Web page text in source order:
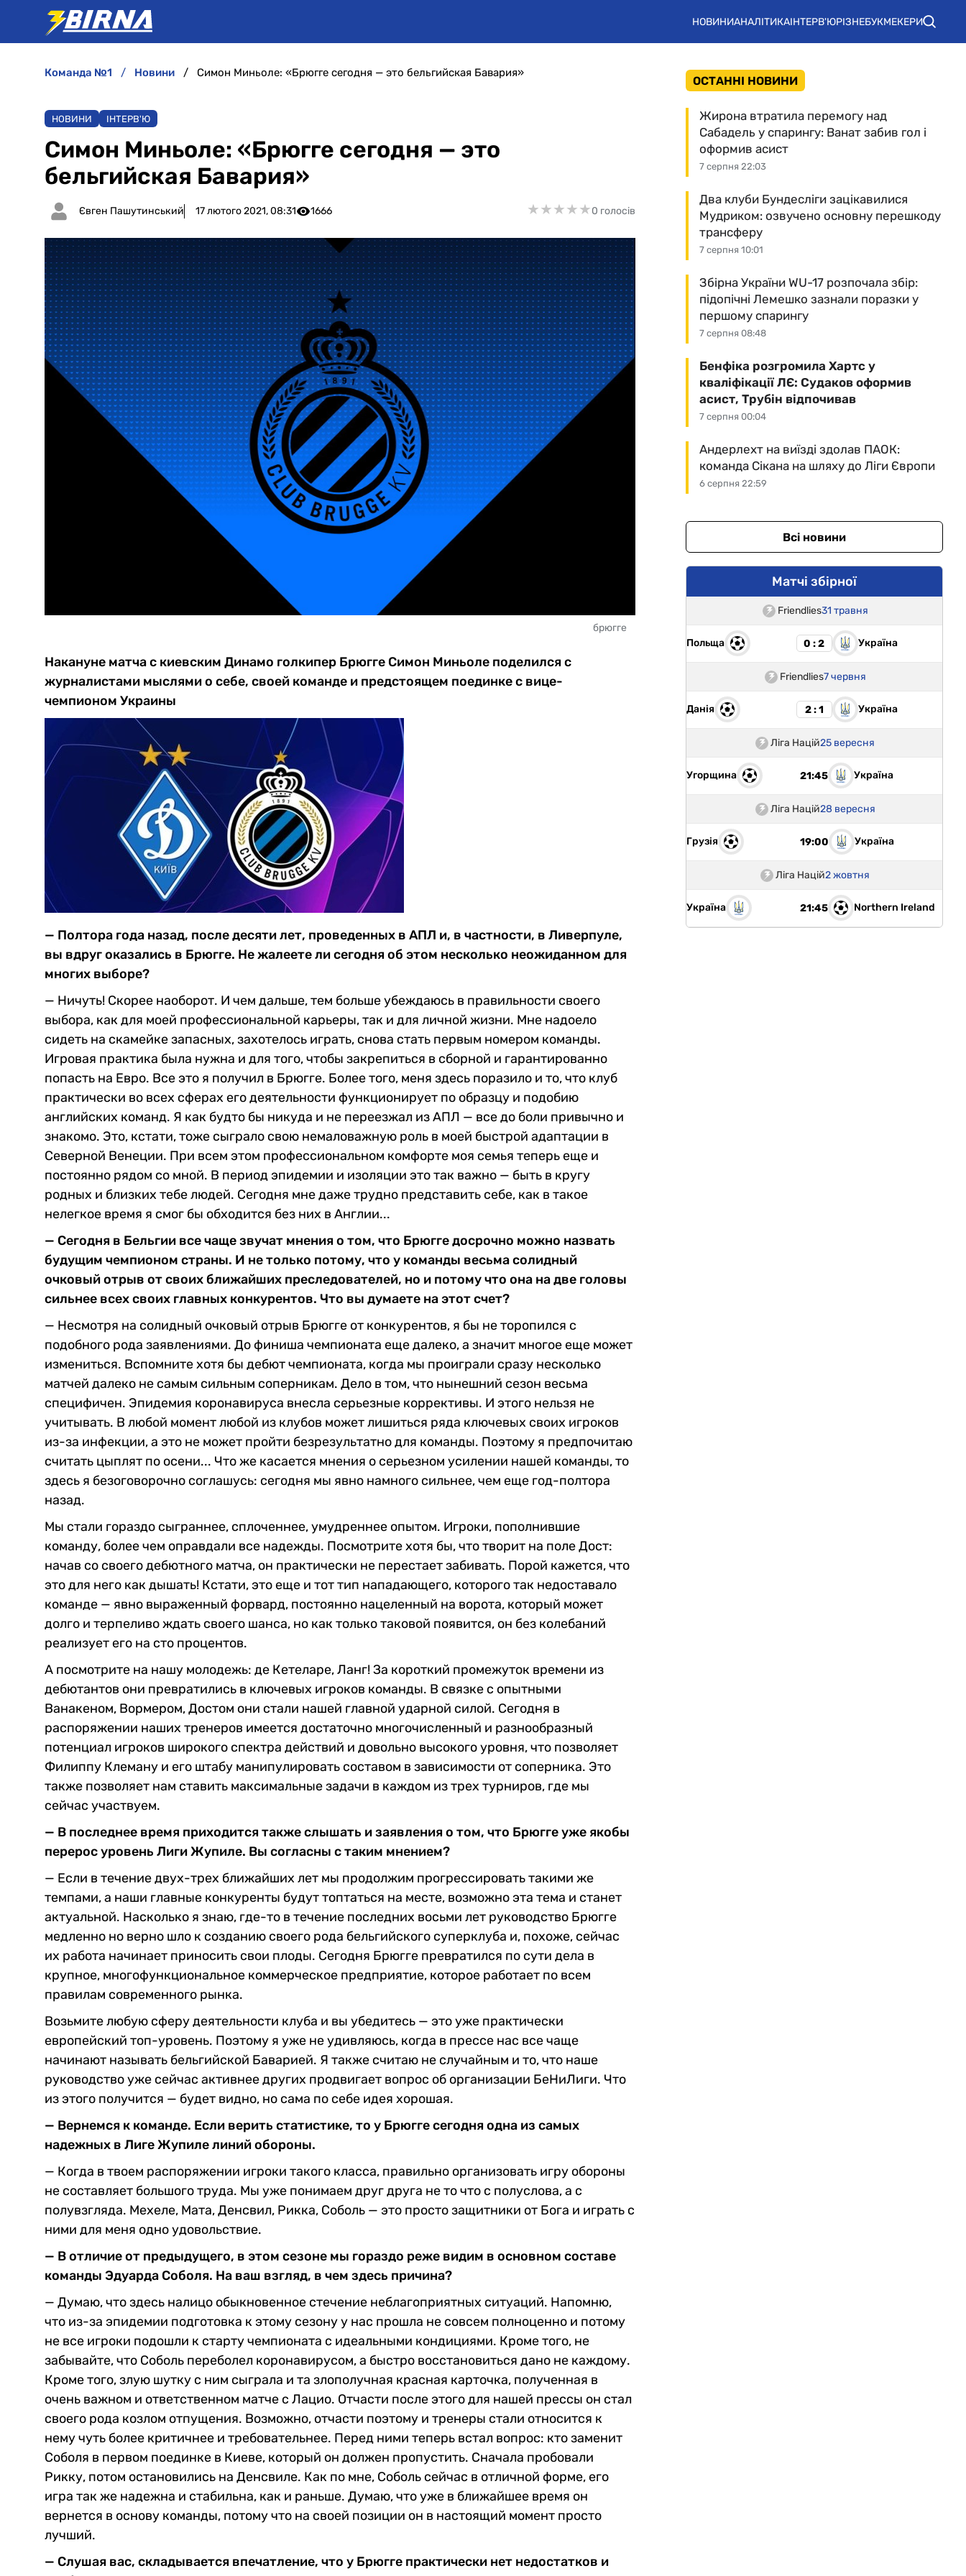
НОВИНИАНАЛІТИКАІНТЕРВ'ЮРІЗНЕБУКМЕКЕРИ
команда №1 новини Симон Миньоле: «Брюгге сегодня — это бельгийская Бавария»
НОВИНИ ІНТЕРВ'Ю
Симон Миньоле: «Брюгге сегодня — это
бельгийская Бавария»
Євген Пашутинський 17 лютого 2021, 08:31 1666 ★★★★★
★★★★★0 голосів
брюгге
Накануне матча с киевским Динамо голкипер Брюгге Симон Миньоле поделился с
журналистами мыслями о себе, своей команде и предстоящем поединке с вице-
чемпионом Украины
— Полтора года назад, после десяти лет, проведенных в АПЛ и, в частности, в Ливерпуле,
вы вдруг оказались в Брюгге. Не жалеете ли сегодня об этом несколько неожиданном для
многих выборе?
— Ничуть! Скорее наоборот. И чем дальше, тем больше убеждаюсь в правильности своего
выбора, как для моей профессиональной карьеры, так и для личной жизни. Мне надоело
сидеть на скамейке запасных, захотелось играть, снова стать первым номером команды.
Игровая практика была нужна и для того, чтобы закрепиться в сборной и гарантированно
попасть на Евро. Все это я получил в Брюгге. Более того, меня здесь поразило и то, что клуб
практически во всех сферах его деятельности функционирует по образцу и подобию
английских команд. Я как будто бы никуда и не переезжал из АПЛ — все до боли привычно и
знакомо. Это, кстати, тоже сыграло свою немаловажную роль в моей быстрой адаптации в
Северной Венеции. При всем этом профессиональном комфорте моя семья теперь еще и
постоянно рядом со мной. В период эпидемии и изоляции это так важно — быть в кругу
родных и близких тебе людей. Сегодня мне даже трудно представить себе, как в такое
нелегкое время я смог бы обходится без них в Англии...
— Сегодня в Бельгии все чаще звучат мнения о том, что Брюгге досрочно можно назвать
будущим чемпионом страны. И не только потому, что у команды весьма солидный
очковый отрыв от своих ближайших преследователей, но и потому что она на две головы
сильнее всех своих главных конкурентов. Что вы думаете на этот счет?
— Несмотря на солидный очковый отрыв Брюгге от конкурентов, я бы не торопился с
подобного рода заявлениями. До финиша чемпионата еще далеко, а значит многое еще может
измениться. Вспомните хотя бы дебют чемпионата, когда мы проиграли сразу несколько
матчей далеко не самым сильным соперникам. Дело в том, что нынешний сезон весьма
специфичен. Эпидемия коронавируса внесла серьезные коррективы. И этого нельзя не
учитывать. В любой момент любой из клубов может лишиться ряда ключевых своих игроков
из-за инфекции, а это не может пройти безрезультатно для команды. Поэтому я предпочитаю
считать цыплят по осени... Что же касается мнения о серьезном усилении нашей команды, то
здесь я безоговорочно соглашусь: сегодня мы явно намного сильнее, чем еще год-полтора
назад.
Мы стали гораздо сыграннее, сплоченнее, умудреннее опытом. Игроки, пополнившие
команду, более чем оправдали все надежды. Посмотрите хотя бы, что творит на поле Дост:
начав со своего дебютного матча, он практически не перестает забивать. Порой кажется, что
это для него как дышать! Кстати, это еще и тот тип нападающего, которого так недоставало
команде — явно выраженный форвард, постоянно нацеленный на ворота, который может
долго и терпеливо ждать своего шанса, но как только таковой появится, он без колебаний
реализует его на сто процентов.
А посмотрите на нашу молодежь: де Кетеларе, Ланг! За короткий промежуток времени из
дебютантов они превратились в ключевых игроков команды. В связке с опытными
Ванакеном, Вормером, Достом они стали нашей главной ударной силой. Сегодня в
распоряжении наших тренеров имеется достаточно многочисленный и разнообразный
потенциал игроков широкого спектра действий и довольно высокого уровня, что позволяет
Филиппу Клеману и его штабу манипулировать составом в зависимости от соперника. Это
также позволяет нам ставить максимальные задачи в каждом из трех турниров, где мы
сейчас участвуем.
— В последнее время приходится также слышать и заявления о том, что Брюгге уже якобы
перерос уровень Лиги Жупиле. Вы согласны с таким мнением?
— Если в течение двух-трех ближайших лет мы продолжим прогрессировать такими же
темпами, а наши главные конкуренты будут топтаться на месте, возможно эта тема и станет
актуальной. Насколько я знаю, где-то в течение последних восьми лет руководство Брюгге
медленно но верно шло к созданию своего рода бельгийского суперклуба и, похоже, сейчас
их работа начинает приносить свои плоды. Сегодня Брюгге превратился по сути дела в
крупное, многофункциональное коммерческое предприятие, которое работает по всем
правилам современного рынка.
Возьмите любую сферу деятельности клуба и вы убедитесь — это уже практически
европейский топ-уровень. Поэтому я уже не удивляюсь, когда в прессе нас все чаще
начинают называть бельгийской Баварией. Я также считаю не случайным и то, что наше
руководство уже сейчас активнее других продвигает вопрос об организации БеНиЛиги. Что
из этого получится — будет видно, но сама по себе идея хорошая.
— Вернемся к команде. Если верить статистике, то у Брюгге сегодня одна из самых
надежных в Лиге Жупиле линий обороны.
— Когда в твоем распоряжении игроки такого класса, правильно организовать игру обороны
не составляет большого труда. Мы уже понимаем друг друга не то что с полуслова, а с
полувзгляда. Мехеле, Мата, Денсвил, Рикка, Соболь — это просто защитники от Бога и играть с
ними для меня одно удовольствие.
— В отличие от предыдущего, в этом сезоне мы гораздо реже видим в основном составе
команды Эдуарда Соболя. На ваш взгляд, в чем здесь причина?
— Думаю, что здесь налицо обыкновенное стечение неблагоприятных ситуаций. Напомню,
что из-за эпидемии подготовка к этому сезону у нас прошла не совсем полноценно и потому
не все игроки подошли к старту чемпионата с идеальными кондициями. Кроме того, не
забывайте, что Соболь переболел коронавирусом, а быстро восстановиться дано не каждому.
Кроме того, злую шутку с ним сыграла и та злополучная красная карточка, полученная в
очень важном и ответственном матче с Лацио. Отчасти после этого для нашей прессы он стал
своего рода козлом отпущения. Возможно, отчасти поэтому и тренеры стали относится к
нему чуть более критичнее и требовательнее. Перед ними теперь встал вопрос: кто заменит
Соболя в первом поединке в Киеве, который он должен пропустить. Сначала пробовали
Рикку, потом остановились на Денсвиле. Как по мне, Соболь сейчас в отличной форме, его
игра так же надежна и стабильна, как и раньше. Думаю, что уже в ближайшее время он
вернется в основу команды, потому что на своей позиции он в настоящий момент просто
лучший.
— Слушая вас, складывается впечатление, что у Брюгге практически нет недостатков и
ОСТАННІ НОВИНИ
7 серпня 22:03
Жирона втратила перемогу над
Сабадель у спарингу: Ванат забив гол і
оформив асист
7 серпня 10:01
Два клуби Бундесліги зацікавилися
Мудриком: озвучено основну перешкоду
трансферу
7 серпня 08:48
Збірна України WU-17 розпочала збір:
підопічні Лемешко зазнали поразки у
першому спарингу
7 серпня 00:04
Бенфіка розгромила Хартс у
кваліфікації ЛЄ: Судаков оформив
асист, Трубін відпочивав
6 серпня 22:59
Андерлехт на виїзді здолав ПАОК:
команда Сікана на шляху до Ліги Європи
Всі новини
Матчі збірної
Friendlies31 травня
Польща 0 : 2 Україна
Friendlies7 червня
Данія 2 : 1 Україна
Ліга Націй25 вересня
Угорщина 21:45 Україна
Ліга Націй28 вересня
Грузія 19:00 Україна
Ліга Націй2 жовтня
Україна 21:45 Northern Ireland